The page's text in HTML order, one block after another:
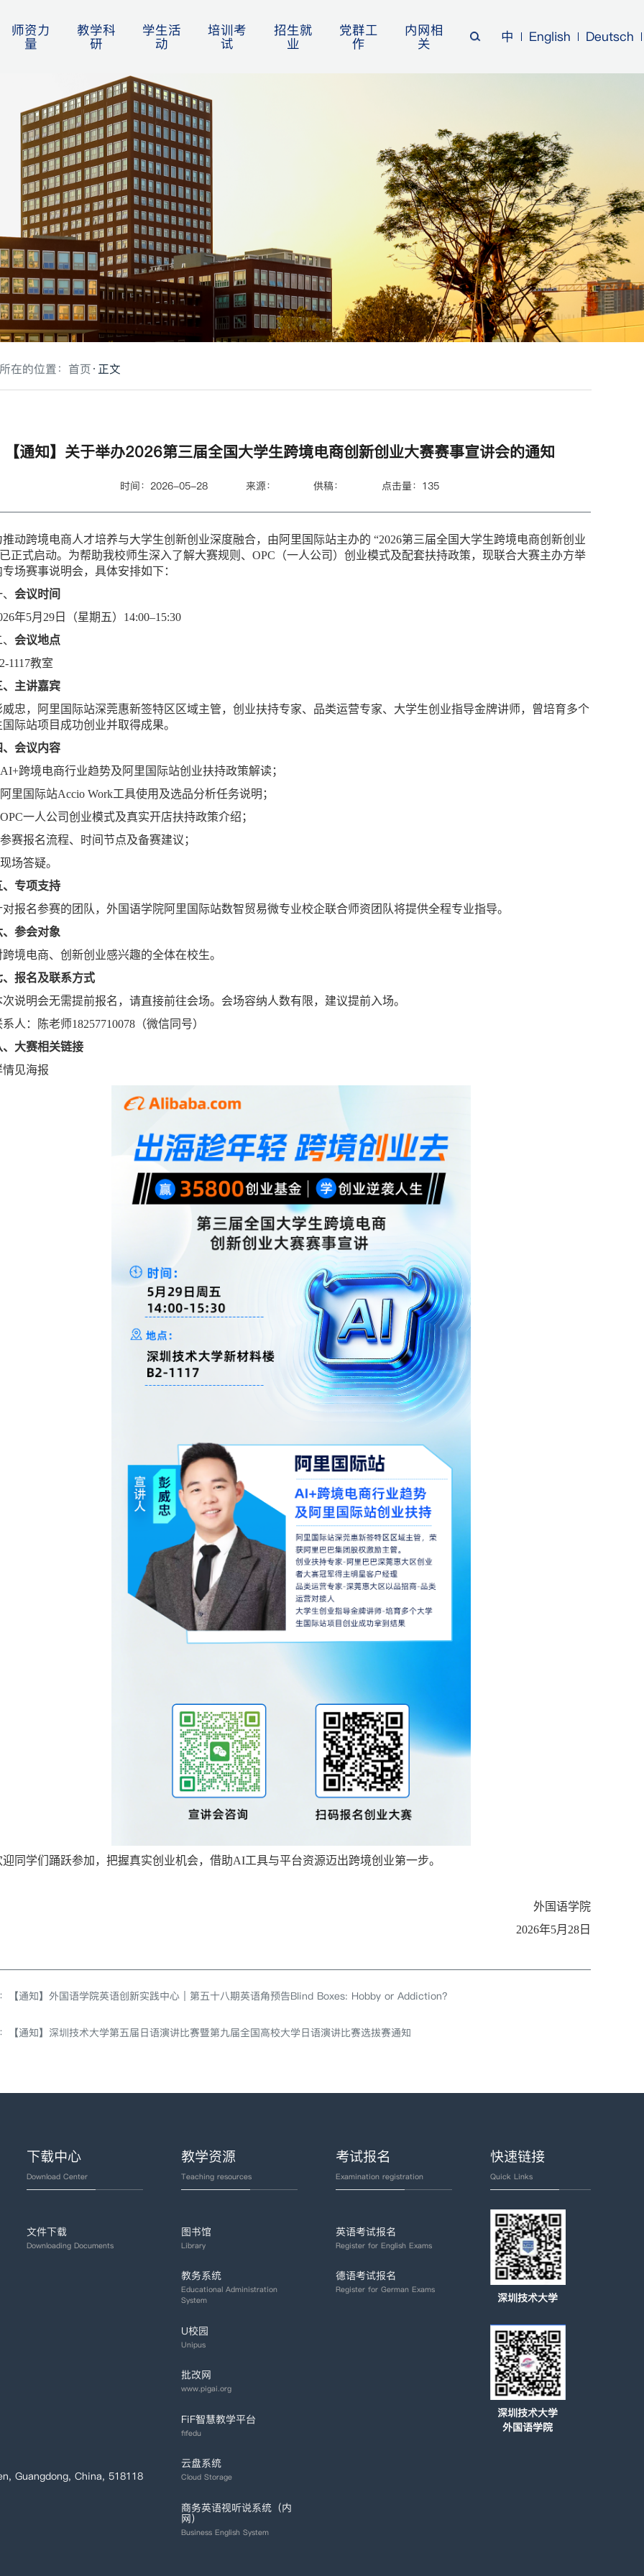
师资力
量
教学科
研
学生活
动
培训考
试
招生就
业
党群工
作
内网相
关 中 English Deutsch
在的位置： 首页 正文
【通知】关于举办2026第三届全国大学生跨境电商创新创业大赛赛事宣讲会的通知
时间：2026-05-28 来源： 供稿： 点击量： 135
推动跨境电商人才培养与大学生创新创业深度融合，由阿里国际站主办的 “2026第三届全国大学生跨境电商创新创业
正式启动。为帮助我校师生深入了解大赛规则、OPC（一人公司）创业模式及配套扶持政策，现联合大赛主办方举
场赛事说明会，具体安排如下：
、会议时间
年5月29日（星期五）14:00–15:30
、会议地点
1117教室
、主讲嘉宾
威忠，阿里国际站深莞惠新签特区区域主管，创业扶持专家、品类运营专家、大学生创业指导金牌讲师，曾培育多个
际站项目成功创业并取得成果。
、会议内容
跨境电商行业趋势及阿里国际站创业扶持政策解读；
里国际站Accio Work工具使用及选品分析任务说明；
一人公司创业模式及真实开店扶持政策介绍；
赛报名流程、时间节点及备赛建议；
场答疑。
专项支持
对报名参赛的团队，外国语学院阿里国际站数智贸易微专业校企联合师资团队将提供全程专业指导。
、参会对象
跨境电商、创新创业感兴趣的全体在校生。
、报名及联系方式
次说明会无需提前报名，请直接前往会场。会场容纳人数有限，建议提前入场。
系人：陈老师18257710078（微信同号）
、大赛相关链接
情见海报
迎同学们踊跃参加，把握真实创业机会，借助AI工具与平台资源迈出跨境创业第一步。
外国语学院
2026年5月28日
【通知】外国语学院英语创新实践中心｜第五十八期英语角预告Blind Boxes: Hobby or Addiction?
【通知】深圳技术大学第五届日语演讲比赛暨第九届全国高校大学日语演讲比赛选拔赛通知
Guangdong, China, 518118
下载中心
Download Center
文件下载
Downloading Documents
教学资源
Teaching resources
图书馆
Library
教务系统
Educational Administration
System
U校园
Unipus
批改网
www.pigai.org
FiF智慧教学平台
fifedu
云盘系统
Cloud Storage
商务英语视听说系统（内
网）
Business English System
考试报名
Examination registration
英语考试报名
Register for English Exams
德语考试报名
Register for German Exams
快速链接
Quick Links
深圳技术大学
深圳技术大学
外国语学院